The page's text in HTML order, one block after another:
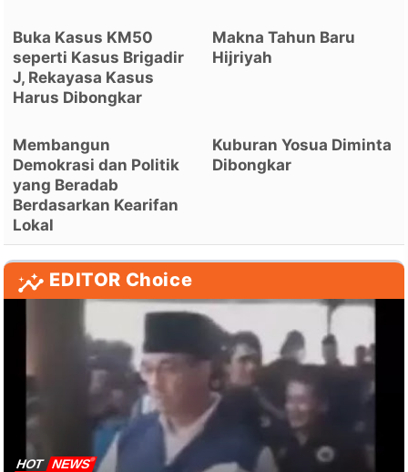
Buka Kasus KM50
seperti Kasus Brigadir
J, Rekayasa Kasus
Harus Dibongkar
Makna Tahun Baru
Hijriyah
Membangun
Demokrasi dan Politik
yang Beradab
Berdasarkan Kearifan
Lokal
Kuburan Yosua Diminta
Dibongkar
EDITOR Choice
HOT NEWS